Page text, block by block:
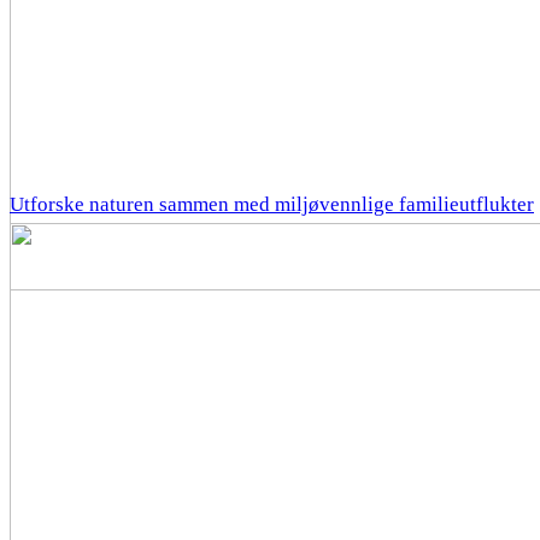
Utforske naturen sammen med miljøvennlige familieutflukter